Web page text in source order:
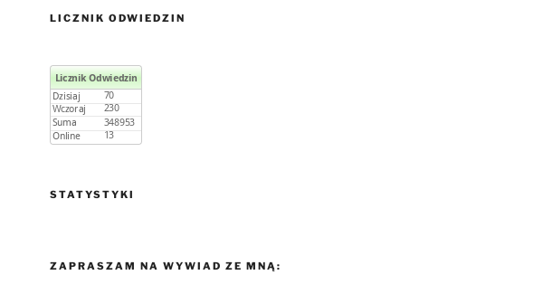
LICZNIK ODWIEDZIN
STATYSTYKI
ZAPRASZAM NA WYWIAD ZE MNĄ: